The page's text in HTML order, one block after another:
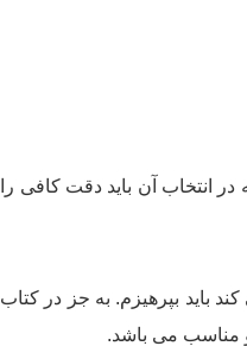
انتخاب آن باید دقت کافی را
باید بپرهیزم. به جز در کتاب
مناسب می باشد.